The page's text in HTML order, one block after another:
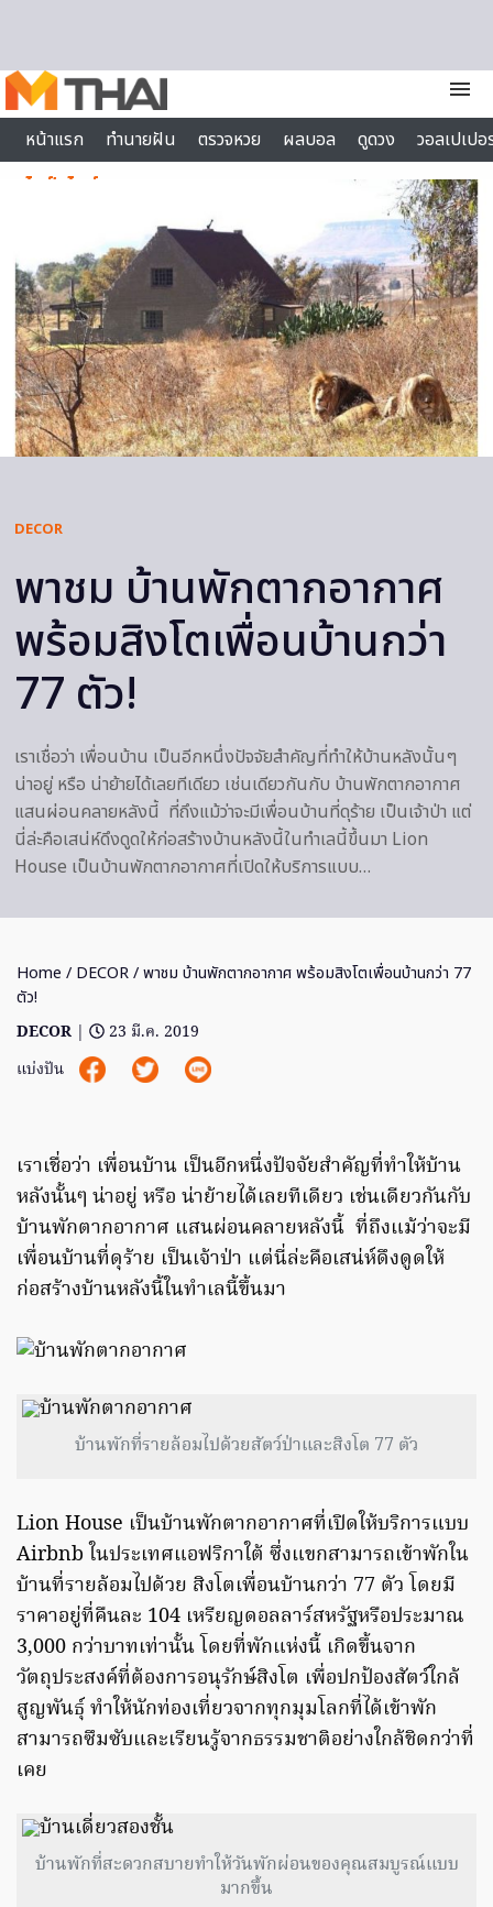
menu
หน้าแรก
ทำนายฝัน ตรวจหวย ผลบอล ดูดวง
วอลเปเป
ไลฟ์สไตล์
DECOR
พาชม บ้านพักตากอากาศ
พร้อมสิงโตเพื่อนบ้านกว่า
77 ตัว!
เราเชื่อว่า เพื่อนบ้าน เป็นอีกหนึ่งปัจจัยสำคัญที่ทำให้บ้านหลังนั้นๆ
น่าอยู่ หรือ น่าย้ายได้เลยทีเดียว เช่นเดียวกันกับ บ้านพักตากอากาศ
แสนผ่อนคลายหลังนี้ ที่ถึงแม้ว่าจะมีเพื่อนบ้านที่ดุร้าย เป็นเจ้าป่า แต่
นี่ล่ะคือเสน่ห์ดึงดูดให้ก่อสร้างบ้านหลังนี้ในทำเลนี้ขึ้นมา Lion
House เป็นบ้านพักตากอากาศที่เปิดให้บริการแบบ…
Home / DECOR/ พาชม บ้านพักตากอากาศ พร้อมสิงโตเพื่อนบ้านกว่า 77
ตัว!
DECOR |
23 มี.ค. 2019
แบ่งปัน
เราเชื่อว่า เพื่อนบ้าน เป็นอีกหนึ่งปัจจัยสำคัญที่ทำให้บ้าน
หลังนั้นๆ น่าอยู่ หรือ น่าย้ายได้เลยทีเดียว เช่นเดียวกันกับ
บ้านพักตากอากาศ แสนผ่อนคลายหลังนี้ ที่ถึงแม้ว่าจะมี
เพื่อนบ้านที่ดุร้าย เป็นเจ้าป่า แต่นี่ล่ะคือเสน่ห์ดึงดูดให้
ก่อสร้างบ้านหลังนี้ในทำเลนี้ขึ้นมา
บ้านพักที่รายล้อมไปด้วยสัตว์ป่าและสิงโต 77 ตัว
Lion House เป็นบ้านพักตากอากาศที่เปิดให้บริการแบบ
Airbnb ในประเทศแอฟริกาใต้ ซึ่งแขกสามารถเข้าพักใน
บ้านที่รายล้อมไปด้วย สิงโตเพื่อนบ้านกว่า 77 ตัว โดยมี
ราคาอยู่ที่คืนละ 104 เหรียญดอลลาร์สหรัฐหรือประมาณ
3,000 กว่าบาทเท่านั้น โดยที่พักแห่งนี้ เกิดขึ้นจาก
วัตถุประสงค์ที่ต้องการอนุรักษ์สิงโต เพื่อปกป้องสัตว์ใกล้
สูญพันธุ์ ทำให้นักท่องเที่ยวจากทุกมุมโลกที่ได้เข้าพัก
สามารถซึมซับและเรียนรู้จากธรรมชาติอย่างใกล้ชิดกว่าที่
เคย
บ้านพักที่สะดวกสบายทำให้วันพักผ่อนของคุณสมบูรณ์แบบ
มากขึ้น